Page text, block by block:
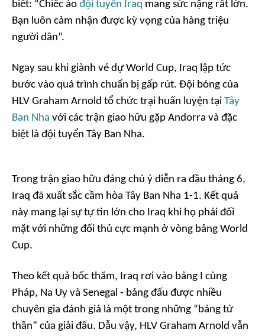
biết: “Chiếc áo đội tuyển Iraq mang sức nặng rất lớn.
Bạn luôn cảm nhận được kỳ vọng của hàng triệu
người dân”.
Ngay sau khi giành vé dự World Cup, Iraq lập tức
bước vào quá trình chuẩn bị gấp rút. Đội bóng của
HLV Graham Arnold tổ chức trại huấn luyện tại Tây
Ban Nha với các trận giao hữu gặp Andorra và đặc
biệt là đội tuyển Tây Ban Nha.
Trong trận giao hữu đáng chú ý diễn ra đầu tháng 6,
Iraq đã xuất sắc cầm hòa Tây Ban Nha 1-1. Kết quả
này mang lại sự tự tin lớn cho Iraq khi họ phải đối
mặt với những đối thủ cực mạnh ở vòng bảng World
Cup.
Theo kết quả bốc thăm, Iraq rơi vào bảng I cùng
Pháp, Na Uy và Senegal - bảng đấu được nhiều
chuyên gia đánh giá là một trong những “bảng tử
thần” của giải đấu. Dẫu vậy, HLV Graham Arnold vẫn